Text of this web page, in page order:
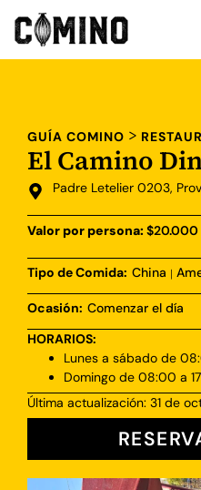
GUÍA COMINO >
El Camino
Padre Letelier 0203,
Valor por persona: $20.000
Tipo de Comida: China |
Ocasión: Comenzar el día
HORARIOS:
Lunes a sábado de
Domingo de 08:00 a
Última actualización: 31 de